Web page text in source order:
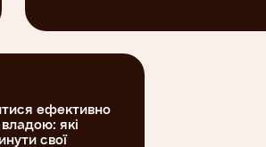
ефективно
які
свої